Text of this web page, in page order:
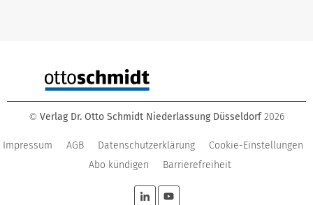
© Verlag Dr. Otto Schmidt Niederlassung Düsseldorf 2026
Impressum AGB Datenschutzerklärung
Cookie-Einstellungen
Abo kündigen
Barrierefreiheit